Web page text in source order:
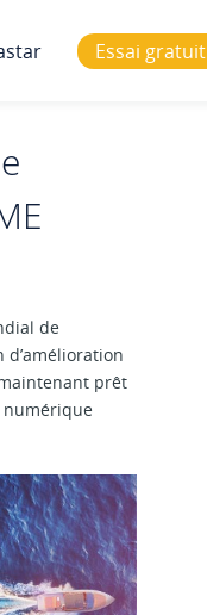
Essai gratuit
de
prêt
numérique